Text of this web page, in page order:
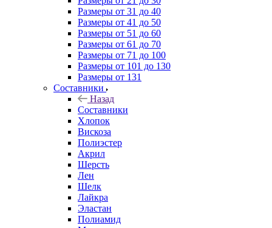
Размеры от 31 до 40
Размеры от 41 до 50
Размеры от 51 до 60
Размеры от 61 до 70
Размеры от 71 до 100
Размеры от 101 до 130
Размеры от 131
Составники
Назад
Составники
Хлопок
Вискоза
Полиэстер
Акрил
Шерсть
Лен
Шелк
Лайкра
Эластан
Полиамид